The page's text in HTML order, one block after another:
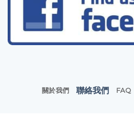
關於我們 聯絡我們 FAQ